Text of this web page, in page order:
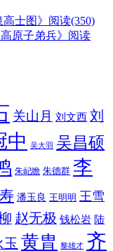
士图》 阅读(350)
原子弟兵》 阅读
关山月 刘文西 刘
中 吴大羽 吴昌硕
朱屺瞻 朱德群 李
潘玉良 王明明 王雪
赵无极 钱松岩 陆
玉 黄胄 黎雄才 齐